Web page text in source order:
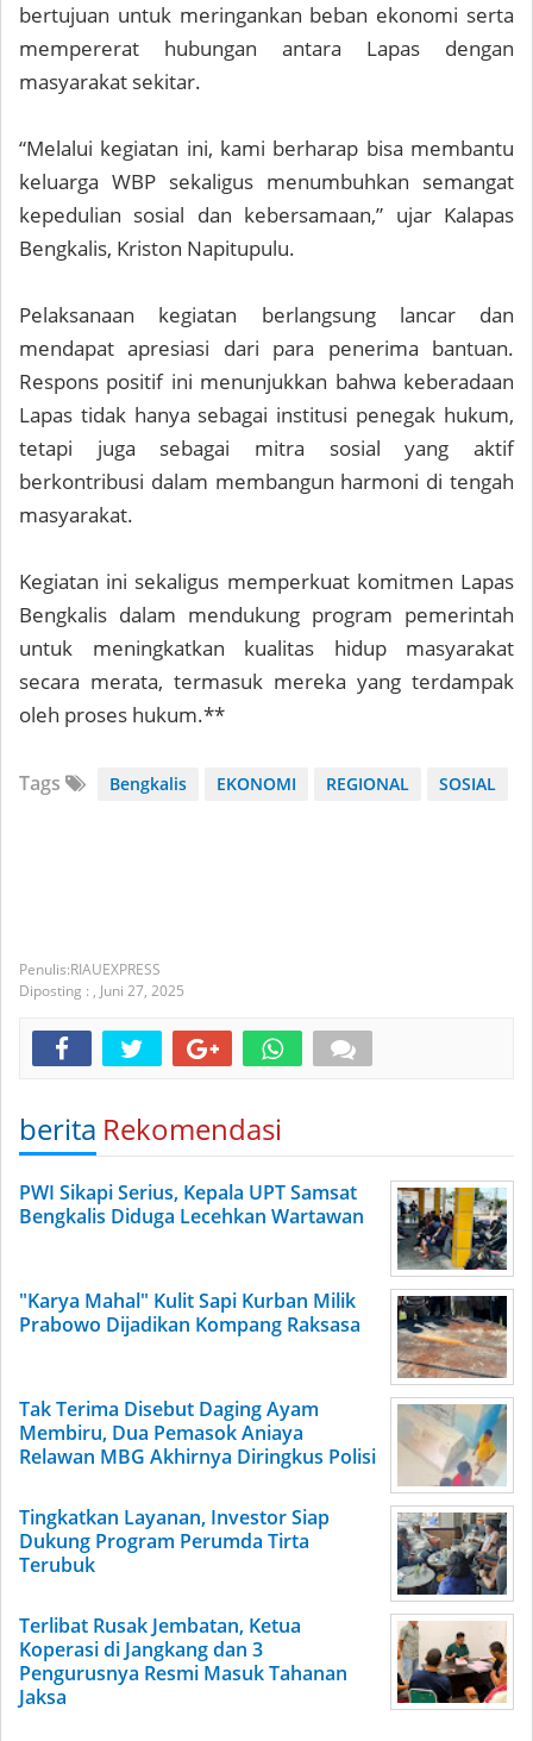
bertujuan untuk meringankan beban ekonomi serta
mempererat hubungan antara Lapas dengan
masyarakat sekitar.
“Melalui kegiatan ini, kami berharap bisa membantu
keluarga WBP sekaligus menumbuhkan semangat
kepedulian sosial dan kebersamaan,” ujar Kalapas
Bengkalis, Kriston Napitupulu.
Pelaksanaan kegiatan berlangsung lancar dan
mendapat apresiasi dari para penerima bantuan.
Respons positif ini menunjukkan bahwa keberadaan
Lapas tidak hanya sebagai institusi penegak hukum,
tetapi juga sebagai mitra sosial yang aktif
berkontribusi dalam membangun harmoni di tengah
masyarakat.
Kegiatan ini sekaligus memperkuat komitmen Lapas
Bengkalis dalam mendukung program pemerintah
untuk meningkatkan kualitas hidup masyarakat
secara merata, termasuk mereka yang terdampak
oleh proses hukum.**
Tags Bengkalis EKONOMI REGIONAL SOSIAL
RIAUEXPRESS
Diposting : , Juni 27, 2025
berita Rekomendasi
PWI Sikapi Serius, Kepala UPT Samsat
Bengkalis Diduga Lecehkan Wartawan
"Karya Mahal" Kulit Sapi Kurban Milik
Prabowo Dijadikan Kompang Raksasa
Tak Terima Disebut Daging Ayam
Membiru, Dua Pemasok Aniaya
Relawan MBG Akhirnya Diringkus Polisi
Tingkatkan Layanan, Investor Siap
Dukung Program Perumda Tirta
Terubuk
Terlibat Rusak Jembatan, Ketua
Koperasi di Jangkang dan 3
Pengurusnya Resmi Masuk Tahanan
Jaksa